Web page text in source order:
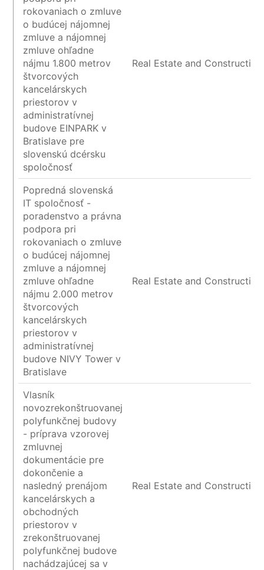
rokovaniach o zmluve
o budúcej nájomnej
zmluve a nájomnej
zmluve ohľadne
nájmu 1.800 metrov
štvorcových
kancelárskych
priestorov v
administratívnej
budove EINPARK v
Bratislave pre
slovenskú dcérsku
spoločnosť
Real Estate and Construction
Popredná slovenská
IT spoločnosť -
poradenstvo a právna
podpora pri
rokovaniach o zmluve
o budúcej nájomnej
zmluve a nájomnej
zmluve ohľadne
nájmu 2.000 metrov
štvorcových
kancelárskych
priestorov v
administratívnej
budove NIVY Tower v
Bratislave
Real Estate and Construction
Vlasník
novozrekonštruovanej
polyfunkčnej budovy
- príprava vzorovej
zmluvnej
dokumentácie pre
dokončenie a
nasledný prenájom
kancelárskych a
obchodných
priestorov v
zrekonštruovanej
polyfunkčnej budove
nachádzajúcej sa v
Real Estate and Construction